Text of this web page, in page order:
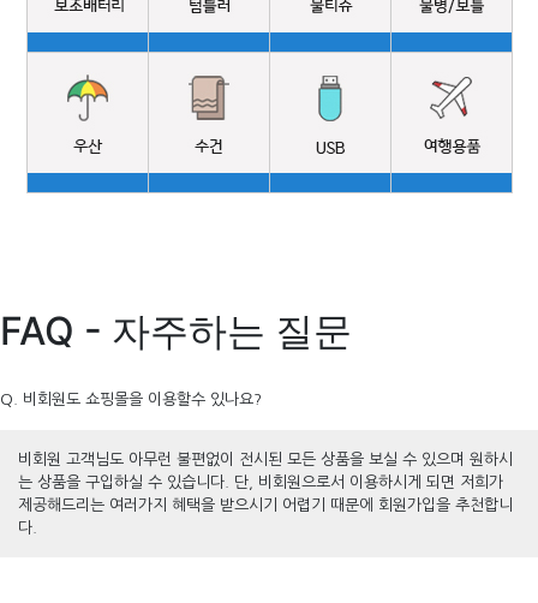
FAQ - 자주하는 질문
Q. 비회원도 쇼핑몰을 이용할수 있나요?
비회원 고객님도 아무런 불편없이 전시된 모든 상품을 보실 수 있으며 원하시
는 상품을 구입하실 수 있습니다. 단, 비회원으로서 이용하시게 되면 저희가
제공해드리는 여러가지 혜택을 받으시기 어렵기 때문에 회원가입을 추천합니
다.